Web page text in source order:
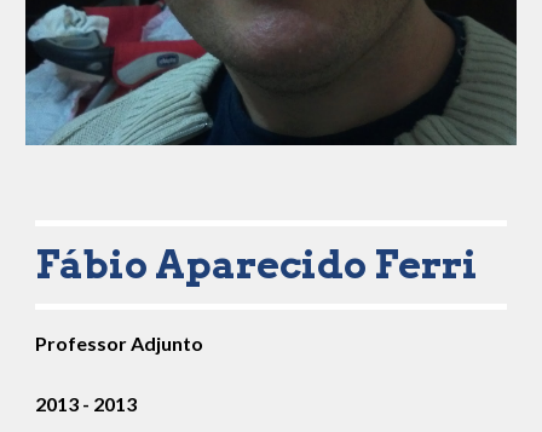
Fábio Aparecido Ferri
Professor Adjunto
2013 - 2013